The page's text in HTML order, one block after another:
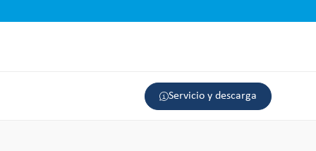
Servicio y descarga